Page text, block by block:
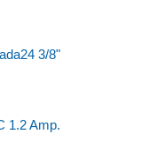
3/8"
1.2 Amp.